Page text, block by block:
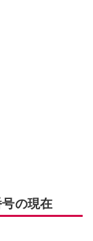
の現在